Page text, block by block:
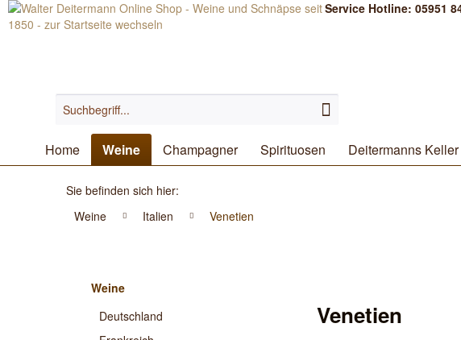
Service Hotline: 05951
Home Weine Champagner Spirituosen Deitermanns Keller
Sie befinden sich hier:
Weine
Italien Venetien
Weine
Deutschland
Venetien